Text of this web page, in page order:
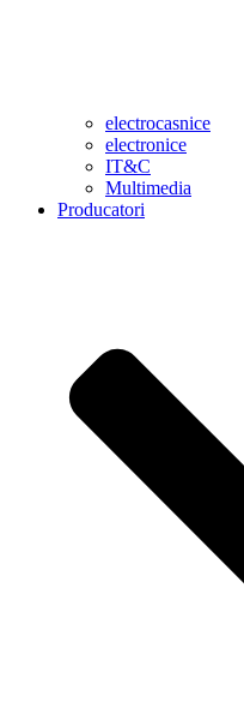
electrocasnice
electronice
IT&C
Multimedia
Producatori